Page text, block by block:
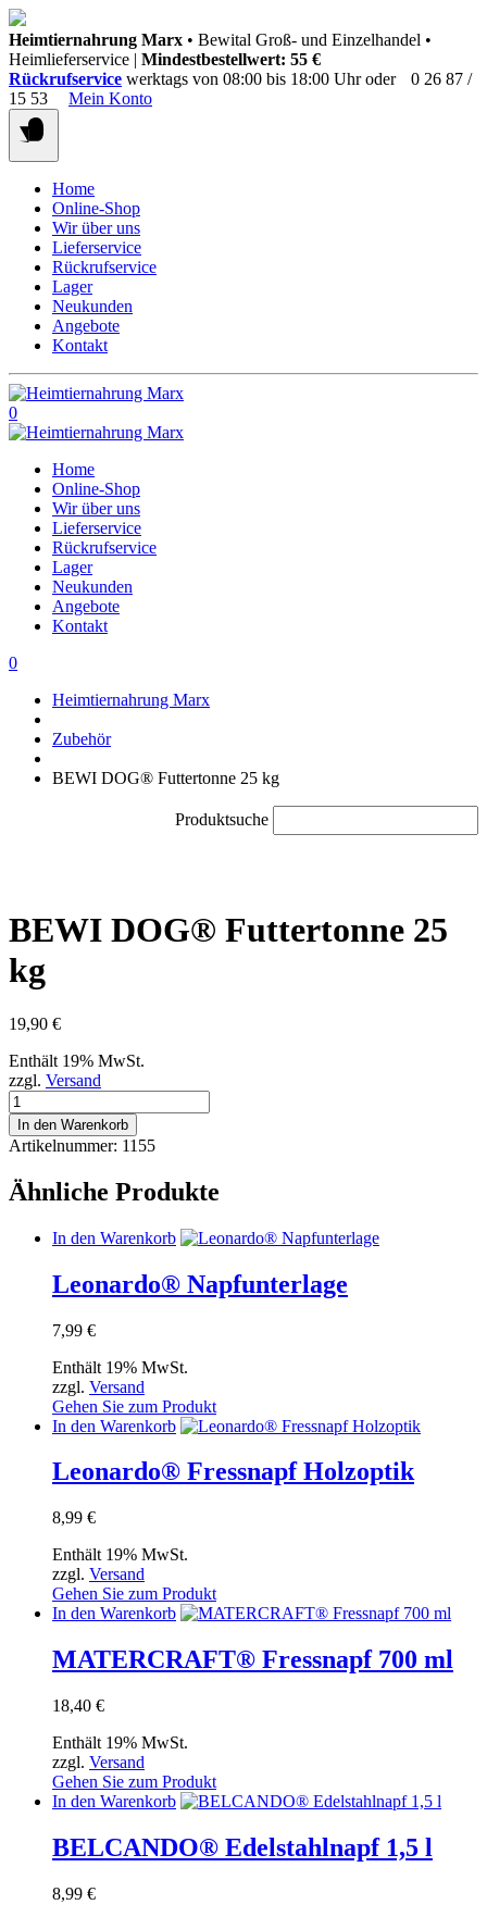
Springen
Sie
zum
Inhalt
Heimtiernahrung Marx • Bewital Groß- und Einzelhandel •
Heimlieferservice | Mindestbestellwert: 55 €
Rückrufservice werktags von 08:00 bis 18:00 Uhr oder
0 26 87 /
15 53
Mein Konto
Home
Online-Shop
Wir über uns
Lieferservice
Rückrufservice
Lager
Neukunden
Angebote
Kontakt
0
Home
Online-Shop
Wir über uns
Lieferservice
Rückrufservice
Lager
Neukunden
Angebote
Kontakt
0
Heimtiernahrung Marx
Zubehör
BEWI DOG® Futtertonne 25 kg
Produktsuche
BEWI DOG® Futtertonne 25
kg
19,90 €
Enthält 19% MwSt.
zzgl. Versand
BEWI
DOG®
Futtertonne
25
kg
Menge
In den Warenkorb
Artikelnummer: 1155
Ähnliche Produkte
In den Warenkorb
Leonardo® Napfunterlage
7,99 €
Enthält 19% MwSt.
zzgl. Versand
Gehen Sie zum Produkt
In den Warenkorb
Leonardo® Fressnapf Holzoptik
8,99 €
Enthält 19% MwSt.
zzgl. Versand
Gehen Sie zum Produkt
In den Warenkorb
MATERCRAFT® Fressnapf 700 ml
18,40 €
Enthält 19% MwSt.
zzgl. Versand
Gehen Sie zum Produkt
In den Warenkorb
BELCANDO® Edelstahlnapf 1,5 l
8,99 €